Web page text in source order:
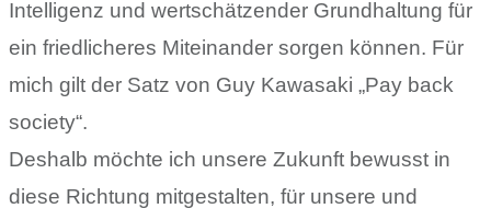
Intelligenz und wertschätzender Grundhaltung für
ein friedlicheres Miteinander sorgen können. Für
mich gilt der Satz von Guy Kawasaki „Pay back
society“.
Deshalb möchte ich unsere Zukunft bewusst in
diese Richtung mitgestalten, für unsere und